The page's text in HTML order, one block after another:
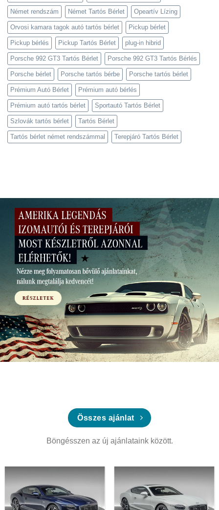
Német rendszám Német Tartós Bérlet Opeartív Lízing
Orvosi kamara tagok autó tartós bérlet Pickup bérlet
Pickup bérlés Pickup Tartós Bérlet plug-in hibrid
Porsche 992 GT3 Tartós Bérlet Porsche 992 GT3 Tartós Bérlés
Porsche bérlet Porsche tartós bérbe Porsche tartós bérlet
Prémium Autó Bérlet Prémium autó bérlés
Prémium autó tartós bérlet Sportautó Tartós Bérlet
Szlovák tartós bérlet Tartós Bérlet
Tartós bérlet német rendszámmal Terepjáró Tartós Bérlet
Összes ajánlat
Böngésszen az új ajánlataink között.